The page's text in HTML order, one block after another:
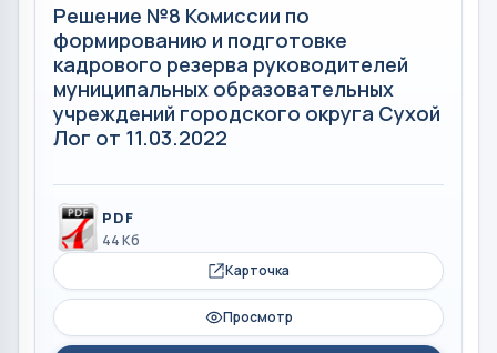
Решение №8 Комиссии по
формированию и подготовке
кадрового резерва руководителей
муниципальных образовательных
учреждений городского округа Сухой
Лог от 11.03.2022
PDF
44 Кб
Карточка
Просмотр